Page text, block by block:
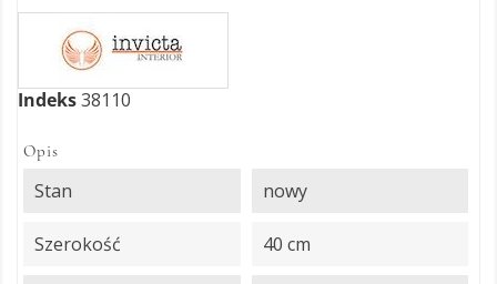
Indeks38110
Opis
Stan nowy
Szerokość 40 cm